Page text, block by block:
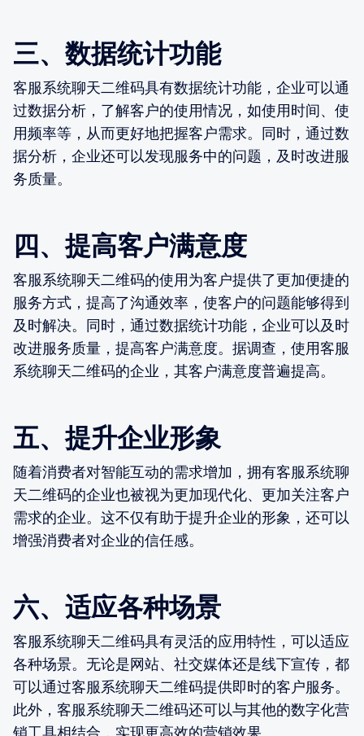
三、数据统计功能
客服系统聊天二维码具有数据统计功能，企业可以通
过数据分析，了解客户的使用情况，如使用时间、使
用频率等，从而更好地把握客户需求。同时，通过数
据分析，企业还可以发现服务中的问题，及时改进服
务质量。
四、提高客户满意度
客服系统聊天二维码的使用为客户提供了更加便捷的
服务方式，提高了沟通效率，使客户的问题能够得到
及时解决。同时，通过数据统计功能，企业可以及时
改进服务质量，提高客户满意度。据调查，使用客服
系统聊天二维码的企业，其客户满意度普遍提高。
五、提升企业形象
随着消费者对智能互动的需求增加，拥有客服系统聊
天二维码的企业也被视为更加现代化、更加关注客户
需求的企业。这不仅有助于提升企业的形象，还可以
增强消费者对企业的信任感。
六、适应各种场景
客服系统聊天二维码具有灵活的应用特性，可以适应
各种场景。无论是网站、社交媒体还是线下宣传，都
可以通过客服系统聊天二维码提供即时的客户服务。
此外，客服系统聊天二维码还可以与其他的数字化营
销工具相结合，实现更高效的营销效果。